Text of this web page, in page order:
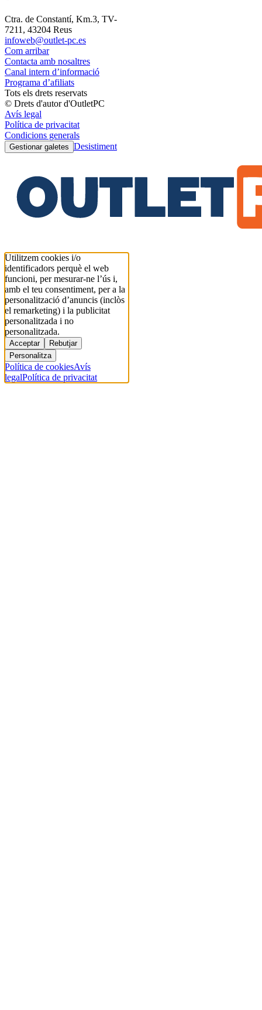
Ctra. de Constantí, Km.3, TV-
7211, 43204 Reus
infoweb@outlet-pc.es
Com arribar
Contacta amb nosaltres
Canal intern d’informació
Programa d’afiliats
Tots els drets reservats
© Drets d'autor d'OutletPC
Avís legal
Política de privacitat
Condicions generals
Gestionar galetes Desistiment
Utilitzem cookies i/o
identificadors perquè el web
funcioni, per mesurar-ne l’ús i,
amb el teu consentiment, per a la
personalització d’anuncis (inclòs
el remarketing) i la publicitat
personalitzada i no
personalitzada.
Acceptar
Rebutjar
Personalitza
Política de cookiesAvís
legalPolítica de privacitat